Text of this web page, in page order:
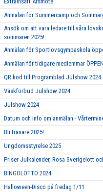
Anmälan för Summercamp och
Ansök om att vara ledare till våra
sommaren 2025!
Anmälan för Sportlovsgympaskola
Anmälan för tidigare medlemmar
QR kod till Programblad Julshow 2024
Väskförbud Julshow 2024
Julshow 2024
Datum och info om anmälan -
Bli tränare 2025!
Ungdomsstyrelse 2025
Priser Julkalender, Rosa Sverigelott
BINGOLOTTO 2024
Halloween-Disco på fredag 1/11